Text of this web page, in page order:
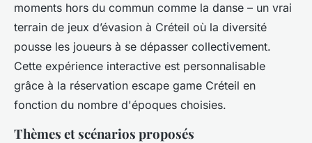
moments hors du commun comme la danse – un vrai
terrain de jeux d’évasion à Créteil où la diversité
pousse les joueurs à se dépasser collectivement.
Cette expérience interactive est personnalisable
grâce à la réservation escape game Créteil en
fonction du nombre d'époques choisies.
Thèmes et scénarios proposés